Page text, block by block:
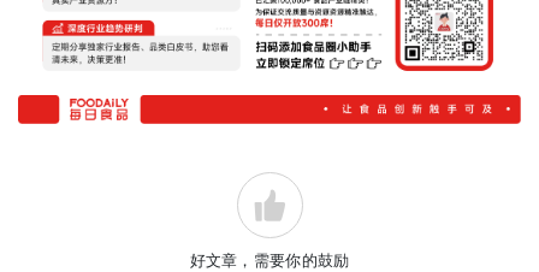
好文章，需要你的鼓励